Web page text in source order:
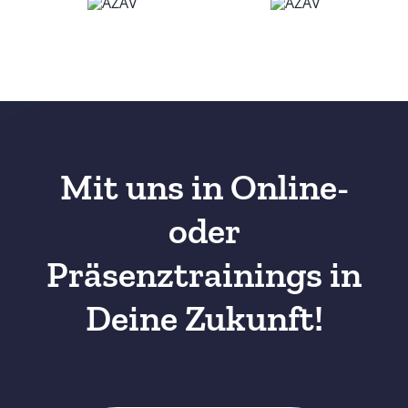
Mit uns in Online-
oder
Präsenztrainings in
Deine Zukunft!